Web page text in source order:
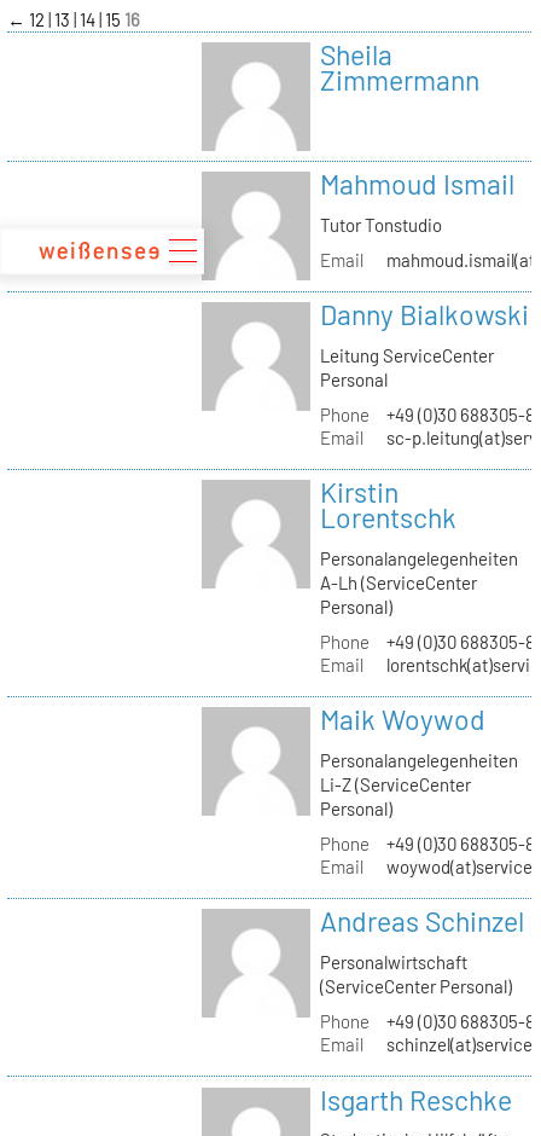
zum
Inhalt
← 12 13 14 15 16
Sheila
Zimmermann
Mahmoud Ismail
Tutor Tonstudio
Email
Danny Bialkowski
Leitung ServiceCenter
Personal
Phone
+49 (0)30 688305-
Email
sc-
Kirstin
Lorentschk
Personalangelegenheiten
A-Lh (ServiceCenter
Personal)
Phone
+49 (0)30 688305-
Email
Maik Woywod
Personalangelegenheiten
Li-Z (ServiceCenter
Personal)
Phone
+49 (0)30 688305-
Email
Andreas Schinzel
Personalwirtschaft
(ServiceCenter Personal)
Phone
+49 (0)30 688305-
Email
Isgarth Reschke